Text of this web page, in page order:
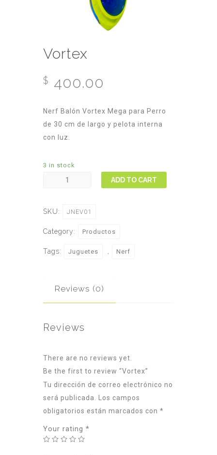
Vortex
$ 400.00
Nerf Balón Vortex Mega para Perro
de 30 cm de largo y pelota interna
con luz.
3 in stock
Vortex
ADD TO CART
SKU: JNEV01
Category: Productos
Tags: Juguetes Nerf
Reviews (0)
Reviews
There are no reviews yet.
Be the first to review “Vortex”
Tu dirección de correo electrónico no
será publicada.
Los campos
obligatorios están marcados con *
Your rating *